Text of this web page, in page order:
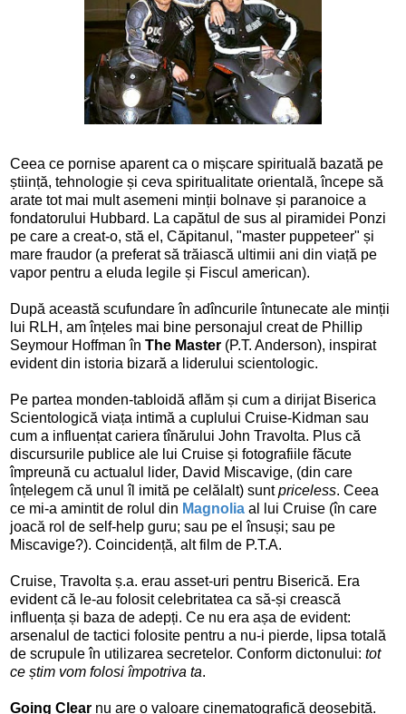
Ceea ce pornise aparent ca o mișcare spirituală bazată pe
știință, tehnologie și ceva spiritualitate orientală, începe să
arate tot mai mult asemeni minții bolnave și paranoice a
fondatorului Hubbard. La capătul de sus al piramidei Ponzi
pe care a creat-o, stă el, Căpitanul, "master puppeteer" și
mare fraudor (a preferat să trăiască ultimii ani din viață pe
vapor pentru a eluda legile și Fiscul american).
După această scufundare în adîncurile întunecate ale minții
lui RLH, am înțeles mai bine personajul creat de Phillip
Seymour Hoffman în The Master (P.T. Anderson), inspirat
evident din istoria bizară a liderului scientologic.
Pe partea monden-tabloidă aflăm și cum a dirijat Biserica
Scientologică viața intimă a cuplului Cruise-Kidman sau
cum a influențat cariera tînărului John Travolta. Plus că
discursurile publice ale lui Cruise și fotografiile făcute
împreună cu actualul lider, David Miscavige, (din care
înțelegem că unul îl imită pe celălalt) suntpriceless. Ceea
ce mi-a amintit de rolul din Magnolia al lui Cruise (în care
joacă rol de self-help guru; sau pe el însuși; sau pe
Miscavige?). Coincidență, alt film de P.T.A.
Cruise, Travolta ș.a. erau asset-uri pentru Biserică. Era
evident că le-au folosit celebritatea ca să-și crească
influența și baza de adepți. Ce nu era așa de evident:
arsenalul de tactici folosite pentru a nu-i pierde, lipsa totală
de scrupule în utilizarea secretelor. Conform dictonului: tot
ce știm vom folosi împotriva ta.
Going Clear nu are o valoare cinematografică deosebită.